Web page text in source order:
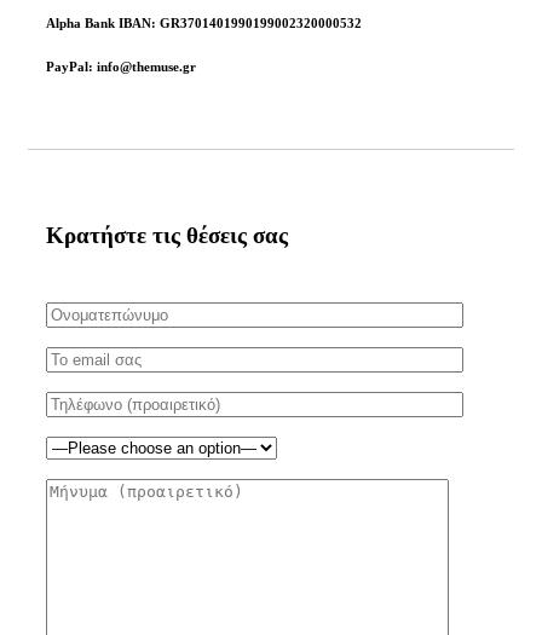
Alpha Bank IBAN: GR3701401990199002320000532
PayPal: info@themuse.gr
Κρατήστε τις θέσεις σας